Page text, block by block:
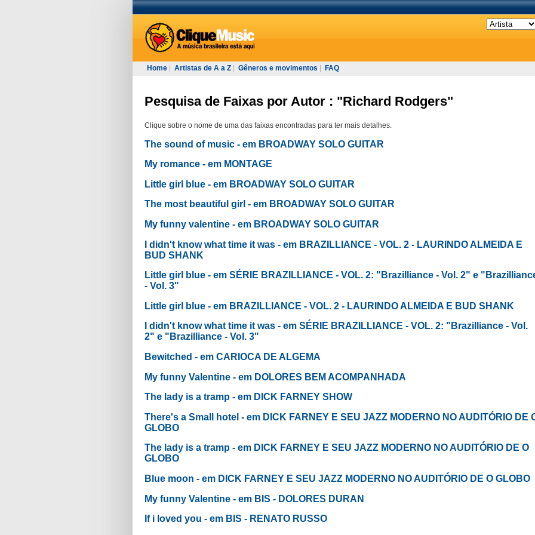
Home Artistas de A a Z Gêneros e movimentos FAQ
Pesquisa de Faixas por Autor : "Richard Rodgers"
Clique sobre o nome de uma das faixas encontradas para ter mais detalhes.
The sound of music - em BROADWAY SOLO GUITAR
My romance - em MONTAGE
Little girl blue - em BROADWAY SOLO GUITAR
The most beautiful girl - em BROADWAY SOLO GUITAR
My funny valentine - em BROADWAY SOLO GUITAR
I didn't know what time it was - em BRAZILLIANCE - VOL. 2 - LAURINDO ALMEIDA E
BUD SHANK
Little girl blue - em SÉRIE BRAZILLIANCE - VOL. 2: "Brazilliance - Vol. 2" e
- Vol. 3"
Little girl blue - em BRAZILLIANCE - VOL. 2 - LAURINDO ALMEIDA E BUD SHANK
I didn't know what time it was - em SÉRIE BRAZILLIANCE - VOL. 2: "Brazilliance - Vol.
2" e "Brazilliance - Vol. 3"
Bewitched - em CARIOCA DE ALGEMA
My funny Valentine - em DOLORES BEM ACOMPANHADA
The lady is a tramp - em DICK FARNEY SHOW
There's a Small hotel - em DICK FARNEY E SEU JAZZ MODERNO NO AUDITÓRIO DE
GLOBO
The lady is a tramp - em DICK FARNEY E SEU JAZZ MODERNO NO AUDITÓRIO DE O
GLOBO
Blue moon - em DICK FARNEY E SEU JAZZ MODERNO NO AUDITÓRIO DE O GLOBO
My funny Valentine - em BIS - DOLORES DURAN
If i loved you - em BIS - RENATO RUSSO